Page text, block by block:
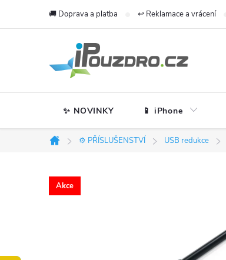
🚚 Doprava a platba ↩️ Reklamace a vrácení
✨ NOVINKY 📱 iPhone
Domů
⚙️ PŘÍSLUŠENSTVÍ USB redukce
Akce